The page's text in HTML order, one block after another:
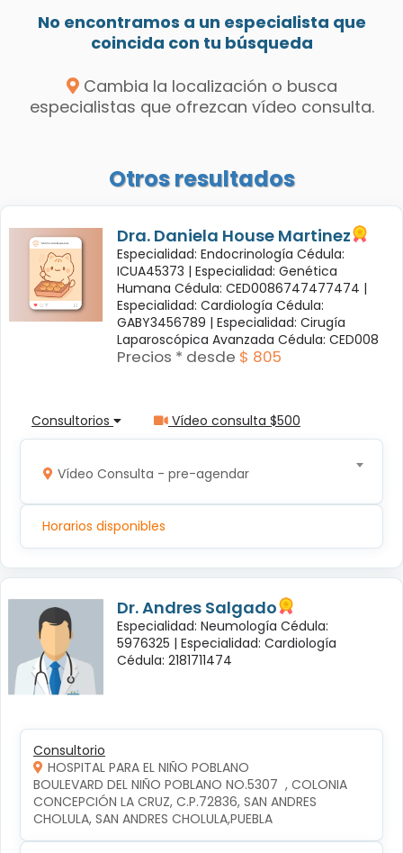
No encontramos a un especialista que
coincida con tu búsqueda
Cambia la localización o busca
especialistas que ofrezcan vídeo consulta.
Otros resultados
Dra. Daniela House Martinez
Especialidad: Endocrinología Cédula:
ICUA45373 | Especialidad: Genética
Humana Cédula: CED0086747477474 |
Especialidad: Cardiología Cédula:
GABY3456789 | Especialidad: Cirugía
Laparoscópica Avanzada Cédula: CED008
Precios * desde $ 805
Consultorios Vídeo consulta $500
Vídeo Consulta - pre-agendar
Horarios disponibles
Dr. Andres Salgado
Especialidad: Neumología Cédula:
5976325 | Especialidad: Cardiología
Cédula: 2181711474
Consultorio
HOSPITAL PARA EL NIÑO POBLANO
BOULEVARD DEL NIÑO POBLANO NO.5307  , COLONIA
CONCEPCIÓN LA CRUZ, C.P.72836, SAN ANDRES
CHOLULA, SAN ANDRES CHOLULA,PUEBLA